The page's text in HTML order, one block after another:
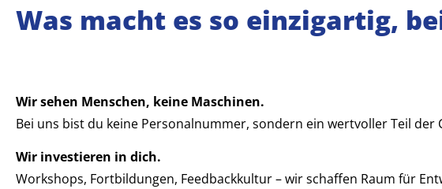
Was macht es so einzigartig,
Wir sehen Menschen, keine Maschinen.
Bei uns bist du keine Personalnummer, sondern ein wertvoller Teil der
Wir investieren in dich.
Workshops, Fortbildungen, Feedbackkultur – wir schaffen Raum für